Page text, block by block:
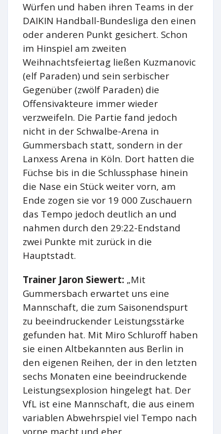
Würfen und haben ihren Teams in der
DAIKIN Handball-Bundesliga den einen
oder anderen Punkt gesichert. Schon
im Hinspiel am zweiten
Weihnachtsfeiertag ließen Kuzmanovic
(elf Paraden) und sein serbischer
Gegenüber (zwölf Paraden) die
Offensivakteure immer wieder
verzweifeln. Die Partie fand jedoch
nicht in der Schwalbe-Arena in
Gummersbach statt, sondern in der
Lanxess Arena in Köln. Dort hatten die
Füchse bis in die Schlussphase hinein
die Nase ein Stück weiter vorn, am
Ende zogen sie vor 19 000 Zuschauern
das Tempo jedoch deutlich an und
nahmen durch den 29:22-Endstand
zwei Punkte mit zurück in die
Hauptstadt.
Trainer Jaron Siewert: „Mit
Gummersbach erwartet uns eine
Mannschaft, die zum Saisonendspurt
zu beeindruckender Leistungsstärke
gefunden hat. Mit Miro Schluroff haben
sie einen Altbekannten aus Berlin in
den eigenen Reihen, der in den letzten
sechs Monaten eine beeindruckende
Leistungsexplosion hingelegt hat. Der
VfL ist eine Mannschaft, die aus einem
variablen Abwehrspiel viel Tempo nach
vorne macht und eher